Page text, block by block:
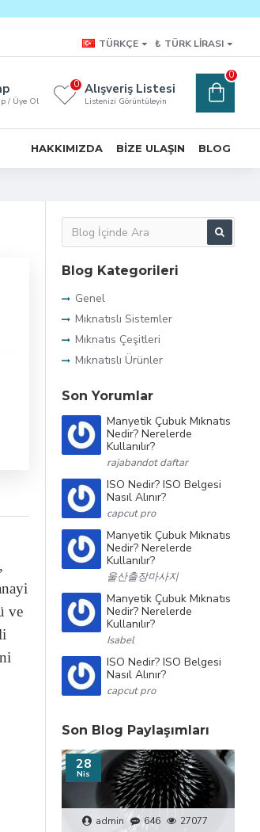
TÜRKÇE ₺ TÜRK LIRASI
/ Üye Ol
Alışveriş Listesi
Listenizi Görüntüleyin
0
0
HAKKIMIZDA BIZE ULAŞIN BLOG
ve
Blog Kategorileri
Genel
Mıknatıslı Sistemler
Mıknatıs Çeşitleri
Mıknatıslı Ürünler
Son Yorumlar
Manyetik Çubuk Mıknatıs
Nedir? Nerelerde
Kullanılır?
rajabandot daftar
ISO Nedir? ISO Belgesi
Nasıl Alınır?
capcut pro
Manyetik Çubuk Mıknatıs
Nedir? Nerelerde
Kullanılır?
울산출장마사지
Manyetik Çubuk Mıknatıs
Nedir? Nerelerde
Kullanılır?
Isabel
ISO Nedir? ISO Belgesi
Nasıl Alınır?
capcut pro
Son Blog Paylaşımları
28
Nis
admin 646 27077